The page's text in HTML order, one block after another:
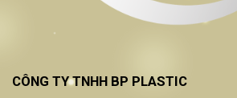
CÔNG TY TNHH BP PLASTIC